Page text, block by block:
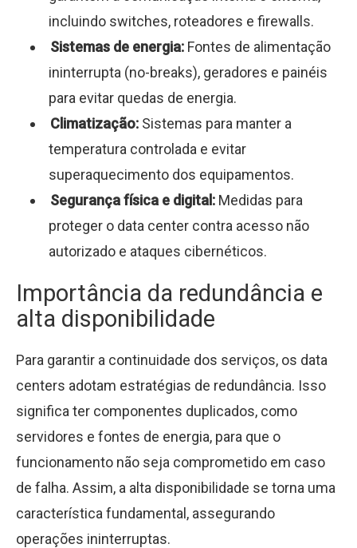
incluindo switches, roteadores e firewalls.
Sistemas de energia: Fontes de alimentação
ininterrupta (no-breaks), geradores e painéis
para evitar quedas de energia.
Climatização: Sistemas para manter a
temperatura controlada e evitar
superaquecimento dos equipamentos.
Segurança física e digital: Medidas para
proteger o data center contra acesso não
autorizado e ataques cibernéticos.
Importância da redundância e
alta disponibilidade
Para garantir a continuidade dos serviços, os data
centers adotam estratégias de redundância. Isso
significa ter componentes duplicados, como
servidores e fontes de energia, para que o
funcionamento não seja comprometido em caso
de falha. Assim, a alta disponibilidade se torna uma
característica fundamental, assegurando
operações ininterruptas.